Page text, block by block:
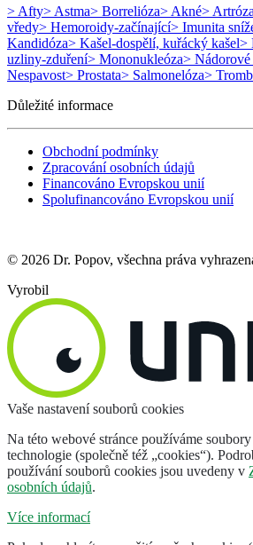
> Afty> Astma> Borrelióza> Akné> Artróza
vředy> Hemoroidy-začínající> Imunita
Kandidóza> Kašel-dospělí, kuřácký kašel>
uzliny-zduření> Mononukleóza> Nádorové
Nespavost> Prostata> Salmonelóza>
Důležité informace
Obchodní podmínky
Zpracování osobních údajů
Financováno Evropskou unií
Spolufinancováno Evropskou unií
© 2026 Dr. Popov, všechna práva
Vyrobil
Vaše nastavení souborů cookies
Na této webové stránce používáme
technologie (společně též „cookies“).
používání souborů cookies jsou uvedeny v
osobních údajů.
Více informací